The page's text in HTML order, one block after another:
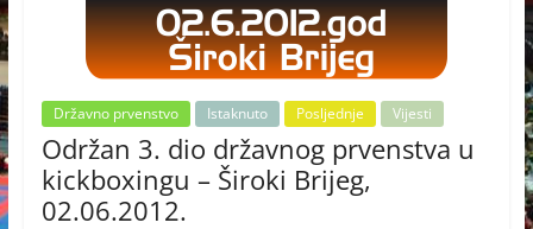
Državno prvenstvo Istaknuto Posljednje Vijesti
Održan 3. dio državnog prvenstva u
kickboxingu – Široki Brijeg,
02.06.2012.